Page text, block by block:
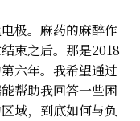
极。麻药的麻醉作
束之后。那是2018
六年。我希望通过
帮助我回答一些困
域，到底如何与负